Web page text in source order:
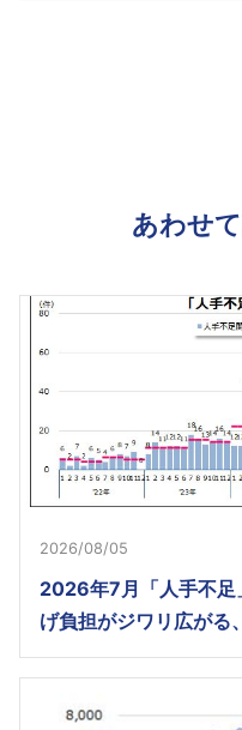
あわせ
2026/08/05
2026年7月「人手不
げ負担がジワリ広がる